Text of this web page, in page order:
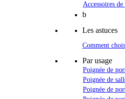
Accessoires
b
Les astuces
Comment
Par usage
Poignée de
Poignée de
Poignée de